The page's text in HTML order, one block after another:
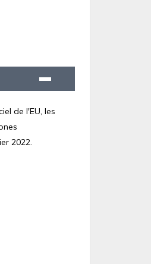
de l'EU, les
2022.